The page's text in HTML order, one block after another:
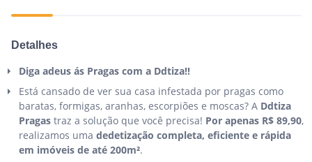
Detalhes
Diga adeus ás Pragas com a Ddtiza!!
Está cansado de ver sua casa infestada por pragas como
baratas, formigas, aranhas, escorpiões e moscas? A Ddtiza
Pragas traz a solução que você precisa! Por apenas R$ 89,90,
realizamos uma dedetização completa, eficiente e rápida
em imóveis de até 200m².